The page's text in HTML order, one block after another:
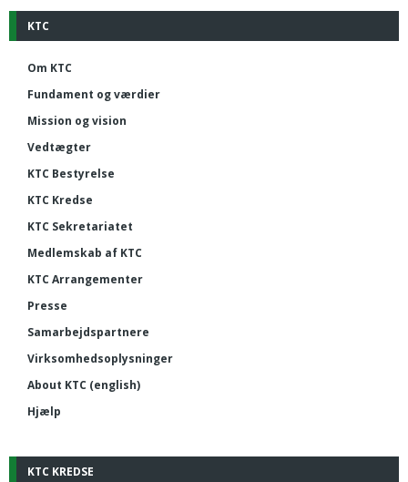
KTC
Om KTC
Fundament og værdier
Mission og vision
Vedtægter
KTC Bestyrelse
KTC Kredse
KTC Sekretariatet
Medlemskab af KTC
KTC Arrangementer
Presse
Samarbejdspartnere
Virksomhedsoplysninger
About KTC (english)
Hjælp
KTC KREDSE